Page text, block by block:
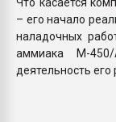
– его начало
наладочных
аммиака М-
деятельность его